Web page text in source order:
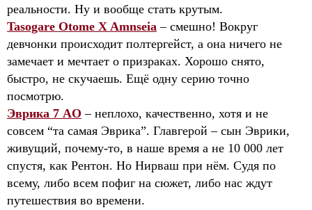
реальности. Ну и вообще стать крутым.
Tasogare Otome X Amnseia – смешно! Вокруг
девчонки происходит полтергейст, а она ничего не
замечает и мечтает о призраках. Хорошо снято,
быстро, не скучаешь. Ещё одну серию точно
посмотрю.
Эврика 7 AO – неплохо, качественно, хотя и не
совсем “та самая Эврика”. Главгерой – сын Эврики,
живущий, почему-то, в наше время а не 10 000 лет
спустя, как Рентон. Но Нирваш при нём. Судя по
всему, либо всем пофиг на сюжет, либо нас ждут
путешествия во времени.